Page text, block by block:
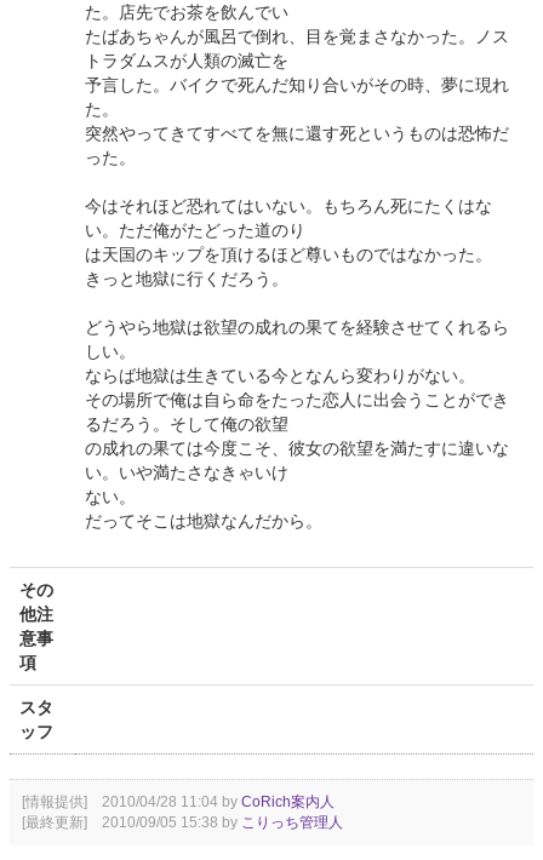
た。店先でお茶を飲んでい
たばあちゃんが風呂で倒れ、目を覚まさなかった。ノス
トラダムスが人類の滅亡を
予言した。バイクで死んだ知り合いがその時、夢に現れ
た。
突然やってきてすべてを無に還す死というものは恐怖だ
った。
今はそれほど恐れてはいない。もちろん死にたくはな
い。ただ俺がたどった道のり
は天国のキップを頂けるほど尊いものではなかった。
きっと地獄に行くだろう。
どうやら地獄は欲望の成れの果てを経験させてくれるら
しい。
ならば地獄は生きている今となんら変わりがない。
その場所で俺は自ら命をたった恋人に出会うことができ
るだろう。そして俺の欲望
の成れの果ては今度こそ、彼女の欲望を満たすに違いな
い。いや満たさなきゃいけ
ない。
だってそこは地獄なんだから。
その
他注
意事
項
スタ
ッフ
[情報提供] 2010/04/28 11:04 by CoRich案内人
[最終更新] 2010/09/05 15:38 by こりっち管理人